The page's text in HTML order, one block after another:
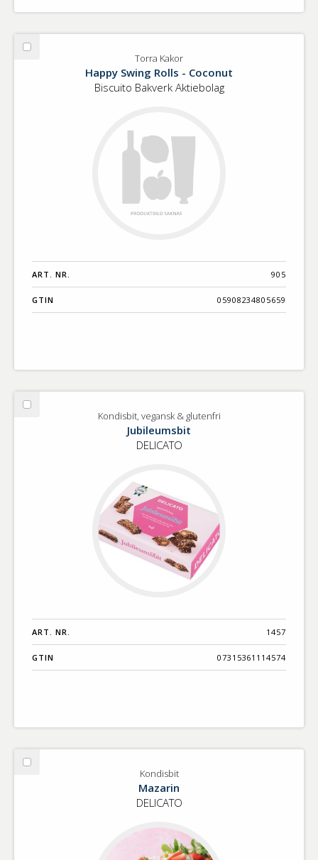
Välj
Torra Kakor
Happy Swing Rolls - Coconut
Biscuito Bakverk Aktiebolag
ART. NR. 905
GTIN 05908234805659
Välj
Kondisbit, vegansk & glutenfri
Jubileumsbit
DELICATO
ART. NR. 1457
GTIN 07315361114574
Välj
Kondisbit
Mazarin
DELICATO